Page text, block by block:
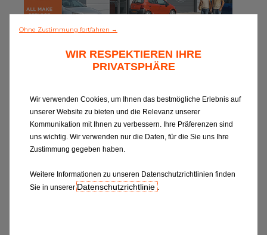
0/5 (0 Meinungen)
Ohne Zustimmung fortfahren →
WIR RESPEKTIEREN IHRE
PRIVATSPHÄRE
Wir verwenden Cookies, um Ihnen das bestmögliche Erlebnis auf
unserer Website zu bieten und die Relevanz unserer
Kommunikation mit Ihnen zu verbessern. Ihre Präferenzen sind
uns wichtig. Wir verwenden nur die Daten, für die Sie uns Ihre
Zustimmung gegeben haben.
Weitere Informationen zu unseren Datenschutzrichtlinien finden
Sie in unsererDatenschutzrichtlinie .